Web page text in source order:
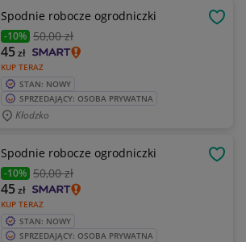
Spodnie robocze ogrodniczki
-10% 50,00 zł
KUP TERAZ
45zł
STAN: NOWY
SPRZEDAJĄCY: OSOBA PRYWATNA
Kłodzko
Spodnie robocze ogrodniczki
-10% 50,00 zł
KUP TERAZ
45zł
STAN: NOWY
SPRZEDAJĄCY: OSOBA PRYWATNA